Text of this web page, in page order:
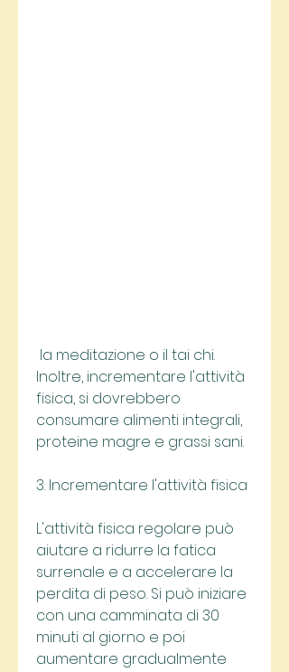
Inoltre, incrementare l'attività
fisica, si dovrebbero
consumare alimenti integrali,
proteine magre e grassi sani.
3. Incrementare l'attività fisica
L'attività fisica regolare può
aiutare a ridurre la fatica
surrenale e a accelerare la
perdita di peso. Si può iniziare
con una camminata di 30
minuti al giorno e poi
aumentare gradualmente